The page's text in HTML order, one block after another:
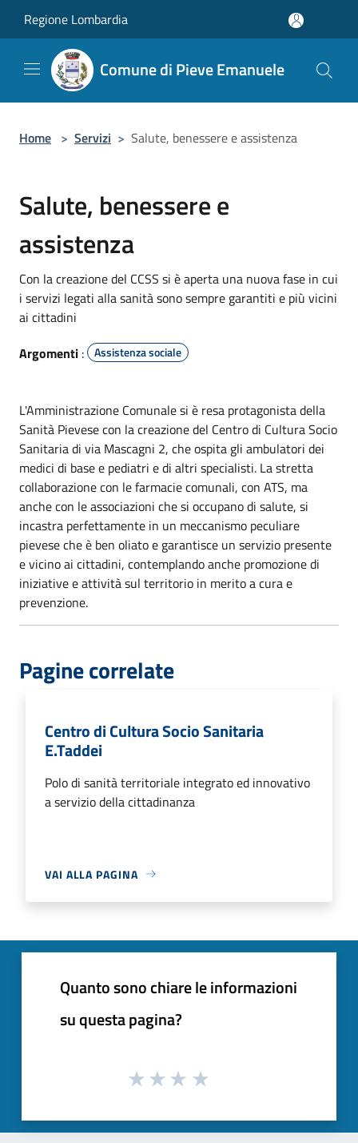
Regione Lombardia
Comune di Pieve Emanuele
Home > Servizi > Salute, benessere e assistenza
Salute, benessere e
assistenza
Con la creazione del CCSS si è aperta una nuova fase in cui
i servizi legati alla sanità sono sempre garantiti e più vicini
ai cittadini
Argomenti : Assistenza sociale
L'Amministrazione Comunale si è resa protagonista della
Sanità Pievese con la creazione del Centro di Cultura Socio
Sanitaria di via Mascagni 2, che ospita gli ambulatori dei
medici di base e pediatri e di altri specialisti. La stretta
collaborazione con le farmacie comunali, con ATS, ma
anche con le associazioni che si occupano di salute, si
incastra perfettamente in un meccanismo peculiare
pievese che è ben oliato e garantisce un servizio presente
e vicino ai cittadini, contemplando anche promozione di
iniziative e attività sul territorio in merito a cura e
prevenzione.
Pagine correlate
Centro di Cultura Socio Sanitaria
E.Taddei
Polo di sanità territoriale integrato ed innovativo
a servizio della cittadinanza
VAI ALLA PAGINA
Quanto sono chiare le informazioni
su questa pagina?